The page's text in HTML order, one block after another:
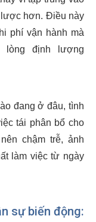
hơn. Điều này
phí vận hành mà
lòng định lượng
đang ở đâu, tình
tái phân bổ cho
chậm trễ, ảnh
làm việc từ ngày
sự biến động: